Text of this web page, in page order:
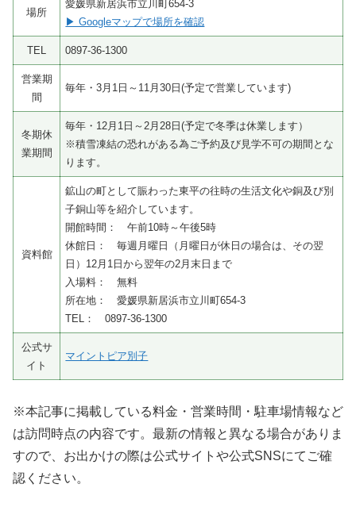
場所
愛媛県新居浜市立川町654-3
▶ Googleマップで場所を確認
TEL 0897-36-1300
営業期
間
毎年・3月1日～11月30日(予定で営業しています)
冬期休
業期間
毎年・12月1日～2月28日(予定で冬季は休業します）
※積雪凍結の恐れがある為ご予約及び見学不可の期間とな
ります。
資料館
鉱山の町として賑わった東平の往時の生活文化や銅及び別
子銅山等を紹介しています。
開館時間： 午前10時～午後5時
休館日： 毎週月曜日（月曜日が休日の場合は、その翌
日）12月1日から翌年の2月末日まで
入場料： 無料
所在地： 愛媛県新居浜市立川町654-3
TEL： 0897-36-1300
公式サ
イト
マイントピア別子
※本記事に掲載している料金・営業時間・駐車場情報など
は訪問時点の内容です。最新の情報と異なる場合がありま
すので、お出かけの際は公式サイトや公式SNSにてご確
認ください。